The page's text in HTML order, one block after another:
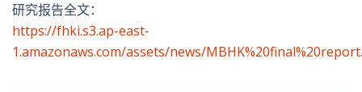
研究报告全文：
https://fhki.s3.ap-east-
1.amazonaws.com/assets/news/